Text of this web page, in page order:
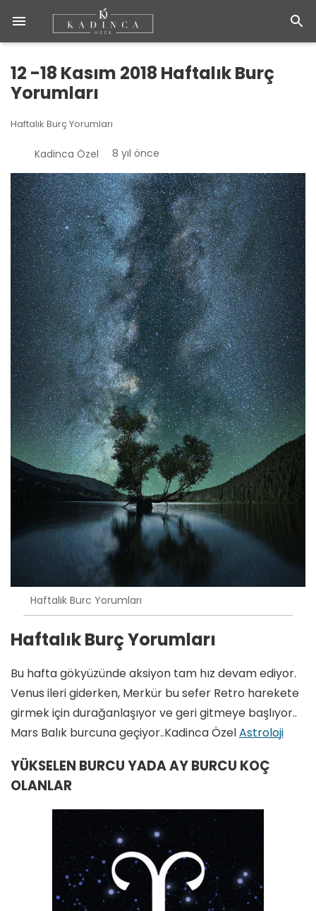
12 -18 Kasım 2018 Haftalık Burç
Yorumları
Haftalık Burç Yorumları
Kadinca Özel 8 yıl önce
Haftalık Burc Yorumları
Haftalık Burç Yorumları
Bu hafta gökyüzünde aksiyon tam hız devam ediyor.
Venus ileri giderken, Merkür bu sefer Retro harekete
girmek için durağanlaşıyor ve geri gitmeye başlıyor..
Mars Balık burcuna geçiyor..Kadinca ÖzelAstroloji
YÜKSELEN BURCU YADA AY BURCU KOÇ
OLANLAR